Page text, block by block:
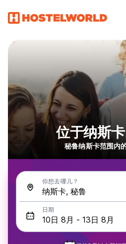
位于纳斯
秘鲁纳斯卡范围内
你想去哪儿？
日期